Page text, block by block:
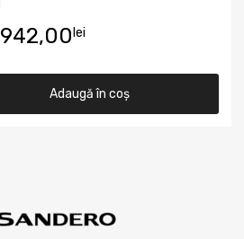
942,00 lei
Adaugă în coș